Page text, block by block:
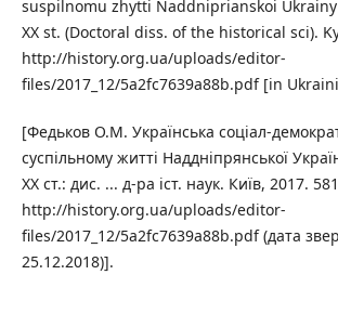
suspilnomu zhytti Naddniprianskoi
XX st. (Doctoral diss. of the historical sci).
http://history.org.ua/uploads/editor-
files/2017_12/5a2fc7639a88b.pdf [in
[Федьков О.М. Українська соціал-
суспільному житті Наддніпрянської
ХХ ст.: дис. ... д-ра іст. наук. Київ, 2017.
http://history.org.ua/uploads/editor-
files/2017_12/5a2fc7639a88b.pdf (дата
25.12.2018)].